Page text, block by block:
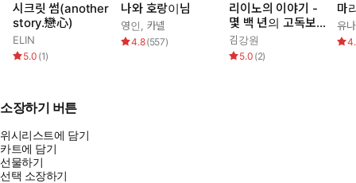
시크릿 썸(another
story.戀心)
ELIN
5.0 (1)
나와 호랑이님
영인, 카넬
4.8(557)
리이노의 이야기 -
몇 백 년의 고독보
다 견디기 힘든 것-
김강원
5.0 (2)
마
유
소장하기 버튼
위시리스트에 담기
카트에 담기
선물하기
선택 소장하기